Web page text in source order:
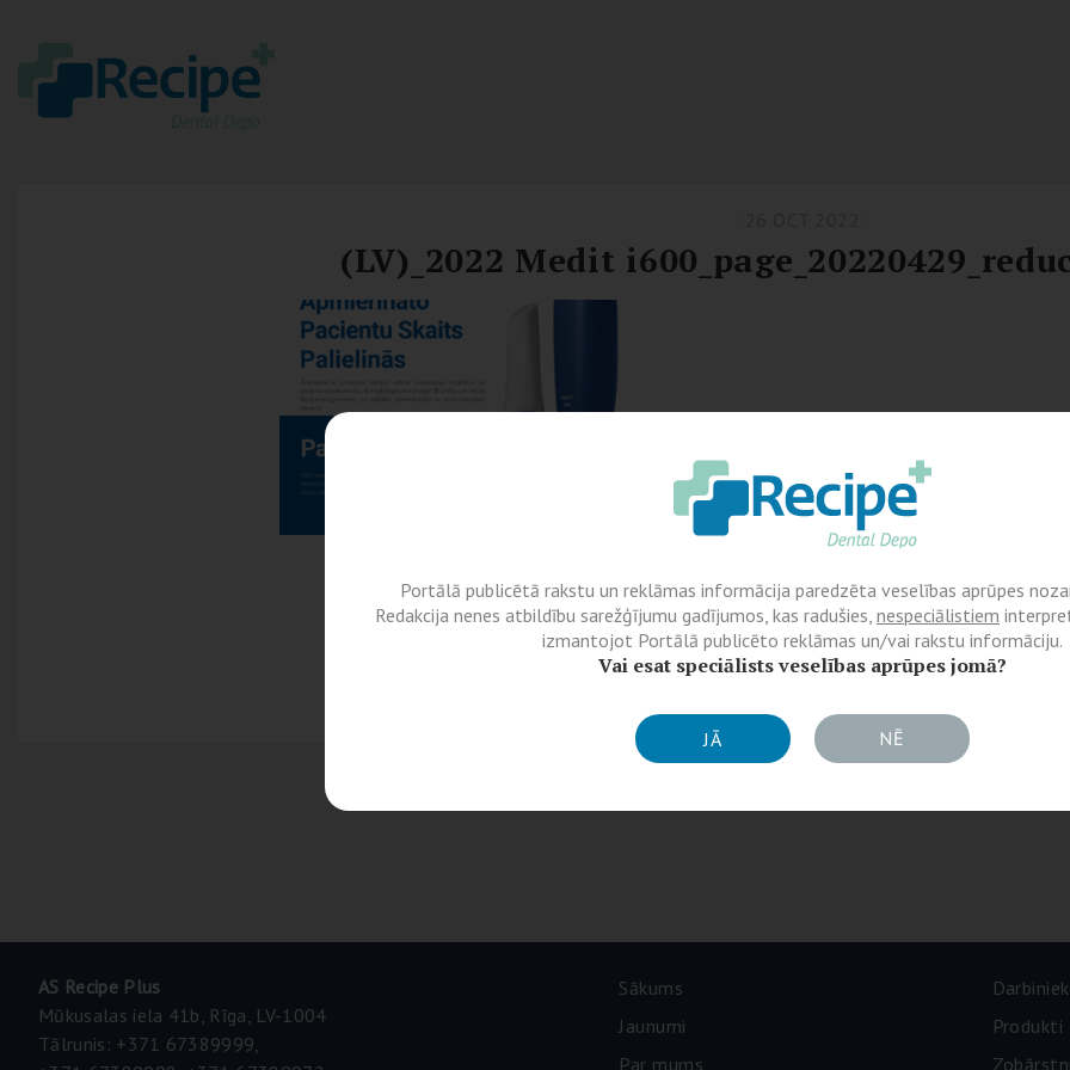
Portālā publicētā rakstu un reklāmas informācija paredzēta veselības aprūpes
Redakcija nenes atbildību sarežģījumu gadījumos, kas radušies, nespeciālistiem
izmantojot Portālā publicēto reklāmas un/vai rakstu informāciju.
Vai esat speciālists veselības aprūpes jomā?
JĀ NĒ
(LV)_2022 Medit
AS Recipe Plus
Mūkusalas iela 41b, Rīga, LV-1004
Tālrunis: +371 67389999,
Sākums
Jaunumi
Par mums
Produkti